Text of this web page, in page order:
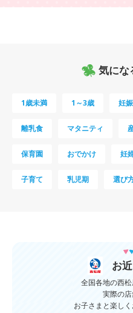
気にな
1歳未満 1～3歳 妊
離乳食 マタニティ
保育園 おでかけ 妊
子育て 乳児期 選び
おむつ
遊ぶ 夏
お
全国各地の西松
実際の店
お子さまと楽し